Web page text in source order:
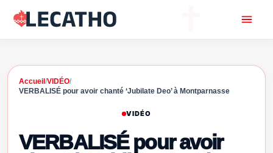
Accueil /VIDÉO/
VERBALISÉ pour avoir chanté ‘Jubilate Deo’ à Montparnasse
VIDÉO
VERBALISÉ pour avoir